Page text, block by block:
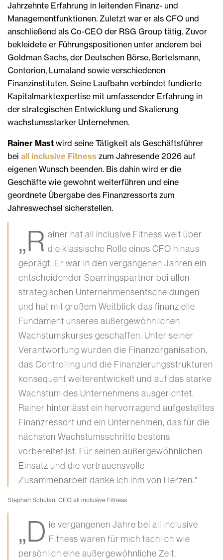
Jahrzehnte Erfahrung in leitenden Finanz- und
Managementfunktionen. Zuletzt war er als CFO und
anschließend als Co-CEO der RSG Group tätig. Zuvor
bekleidete er Führungspositionen unter anderem bei
Goldman Sachs, der Deutschen Börse, Bertelsmann,
Contorion, Lumaland sowie verschiedenen
Finanzinstituten. Seine Laufbahn verbindet fundierte
Kapitalmarktexpertise mit umfassender Erfahrung in
der strategischen Entwicklung und Skalierung
wachstumsstarker Unternehmen.
Rainer Mast wird seine Tätigkeit als Geschäftsführer
bei all inclusive Fitness zum Jahresende 2026 auf
eigenen Wunsch beenden. Bis dahin wird er die
Geschäfte wie gewohnt weiterführen und eine
geordnete Übergabe des Finanzressorts zum
Jahreswechsel sicherstellen.
„R ainer hat all inclusive Fitness weit über
die klassische Rolle eines CFO hinaus
geprägt. Er war in den vergangenen Jahren ein
entscheidender Sparringspartner bei allen
strategischen Unternehmensentscheidungen
und hat mit großem Weitblick das finanzielle
Fundament unseres außergewöhnlichen
Wachstumskurses geschaffen. Unter seiner
Verantwortung wurden die Finanzorganisation,
das Controlling und die Finanzierungsstrukturen
konsequent weiterentwickelt und auf das starke
Wachstum des Unternehmens ausgerichtet.
Rainer hinterlässt ein hervorragend aufgestelltes
Finanzressort und ein Unternehmen, das für die
nächsten Wachstumsschritte bestens
vorbereitet ist. Für seinen außergewöhnlichen
Einsatz und die vertrauensvolle
Zusammenarbeit danke ich ihm von Herzen."
Stephan Schulan, CEO all inclusive Fitness
„D ie vergangenen Jahre bei all inclusive
Fitness waren für mich fachlich wie
persönlich eine außergewöhnliche Zeit.